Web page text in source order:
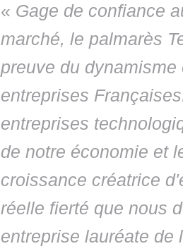
« Gage de confiance
marché, le palmarès
preuve du
entreprises
entreprises
de notre économie et
croissance créatrice
réelle fierté que nous
entreprise lauréate de